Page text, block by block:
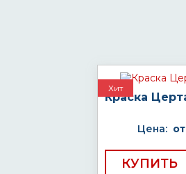
Хит
Краска
Цена: от
КУПИТЬ